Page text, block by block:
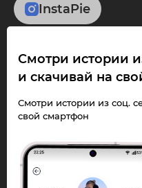
InstaPie
Смотри
скачивай
скачивайStories,
или Telegram-
Быстро, просто и
Смотри истории
и скачивай на
Смотри истории из соц.
свой смартфон